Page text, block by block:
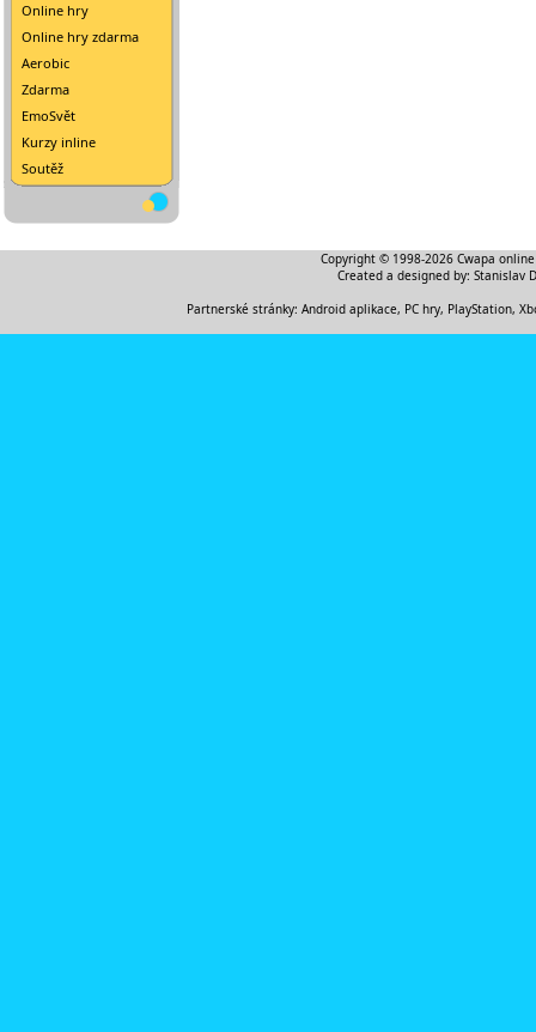
Online hry
Online hry zdarma
Aerobic
Zdarma
EmoSvět
Kurzy inline
Soutěž
Copyright © 1998-2026 Cwapa
Created a designed by: Stanislav
Partnerské stránky: Android aplikace, PC hry, PlayStation,